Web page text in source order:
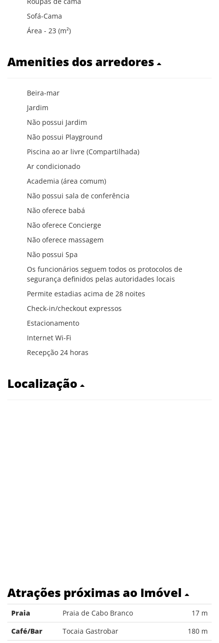
Sofá-Cama
Área - 23 (m²)
Amenities dos arredores
Beira-mar
Jardim
Não possui Jardim
Não possui Playground
Piscina ao ar livre (Compartilhada)
Ar condicionado
Academia (área comum)
Não possui sala de conferência
Não oferece babá
Não oferece Concierge
Não oferece massagem
Não possui Spa
Os funcionários seguem todos os protocolos de
segurança definidos pelas autoridades locais
Permite estadias acima de 28 noites
Check-in/checkout expressos
Estacionamento
Internet Wi-Fi
Recepção 24 horas
Localização
Atrações próximas ao Imóvel
Praia Praia de Cabo Branco
17 m
Café/Bar
Tocaia Gastrobar
180 m